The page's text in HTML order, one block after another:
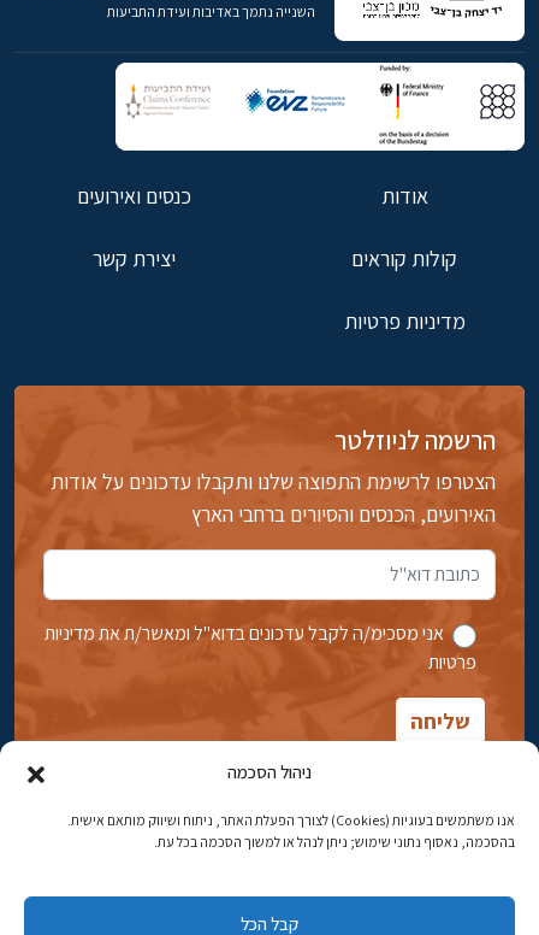
ניהול הסכמה
אנו משתמשים בעוגיות (Cookies) לצורך הפעלת האתר, ניתוח ושיווק מותאם אישית.
בהסכמה, נאסוף נתוני שימוש; ניתן לנהל או למשוך הסכמה בכל עת.
קבל הכל
השנייה נתמך באדיבות ועידת התביעות
אודות כנסים ואירועים
קולות קוראים יצירת קשר
מדיניות פרטיות
הרשמה לניוזלטר
הצטרפו לרשימת התפוצה שלנו ותקבלו עדכונים על אודות
האירועים, הכנסים והסיורים ברחבי הארץ
אני מסכימ/ה לקבל עדכונים בדוא''ל ומאשר/ת את מדיניות
פרטיות
אבן גבירול 14, רחביה, ירושלים
טלפון:02-5398869